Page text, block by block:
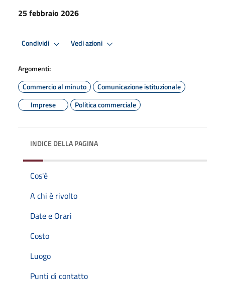
25 febbraio 2026
Condividi Vedi azioni
Argomenti:
Commercio al minuto
Comunicazione istituzionale
Imprese
Politica commerciale
INDICE DELLA PAGINA
Cos'è
A chi è rivolto
Date e Orari
Costo
Luogo
Punti di contatto